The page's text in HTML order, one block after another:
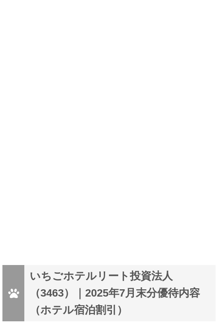
いちごホテルリート投資法人
（3463）｜2025年7月末分優待内容
（ホテル宿泊割引）